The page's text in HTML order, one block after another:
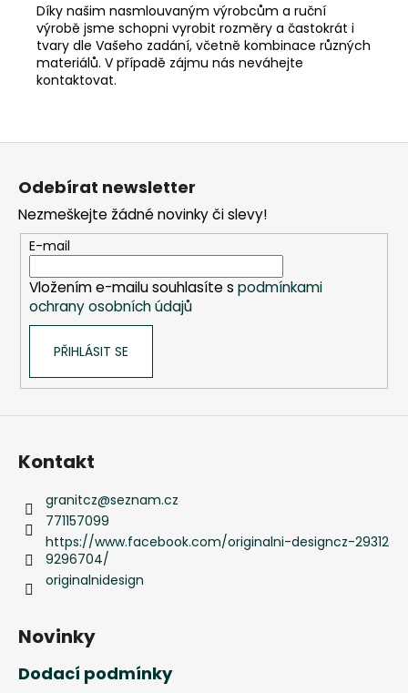
Díky našim nasmlouvaným výrobcům a ruční
výrobě jsme schopni vyrobit rozměry a častokrát i
tvary dle Vašeho zadání, včetně kombinace různých
materiálů. V případě zájmu nás neváhejte
kontaktovat.
Z
Odebírat newsletter
Nezmeškejte žádné novinky či slevy!
E-mail
Vložením e-mailu souhlasíte s podmínkami
ochrany osobních údajů
PŘIHLÁSIT SE
Kontakt
granitcz@seznam.cz
771157099
https://www.facebook.com/originalni-designcz-29312
9296704/
originalnidesign
Novinky
Dodací podmínky